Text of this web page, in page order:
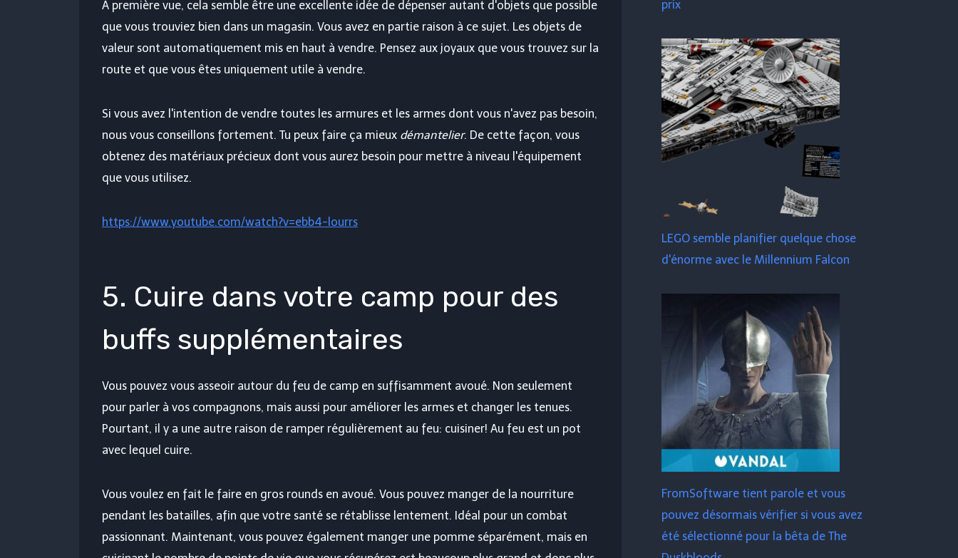
À première vue, cela semble être une excellente idée de dépenser autant d'objets que possible
que vous trouviez bien dans un magasin. Vous avez en partie raison à ce sujet. Les objets de
valeur sont automatiquement mis en haut à vendre. Pensez aux joyaux que vous trouvez sur la
route et que vous êtes uniquement utile à vendre.
Si vous avez l'intention de vendre toutes les armures et les armes dont vous n'avez pas besoin,
nous vous conseillons fortement. Tu peux faire ça mieux démantelier. De cette façon, vous
obtenez des matériaux précieux dont vous aurez besoin pour mettre à niveau l'équipement
que vous utilisez.
https://www.youtube.com/watch?v=ebb4-lourrs
5. Cuire dans votre camp pour des
buffs supplémentaires
Vous pouvez vous asseoir autour du feu de camp en suffisamment avoué. Non seulement
pour parler à vos compagnons, mais aussi pour améliorer les armes et changer les tenues.
Pourtant, il y a une autre raison de ramper régulièrement au feu: cuisiner! Au feu est un pot
avec lequel cuire.
Vous voulez en fait le faire en gros rounds en avoué. Vous pouvez manger de la nourriture
pendant les batailles, afin que votre santé se rétablisse lentement. Idéal pour un combat
passionnant. Maintenant, vous pouvez également manger une pomme séparément, mais en
prix
LEGO semble planifier quelque chose
d'énorme avec le Millennium Falcon
FromSoftware tient parole et vous
pouvez désormais vérifier si vous avez
été sélectionné pour la bêta de The